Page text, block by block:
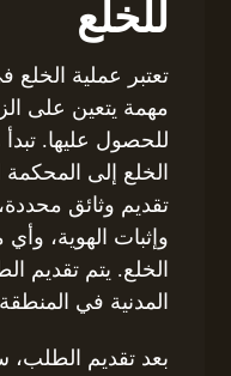
للخلع
تعتبر عملية الخلع
مهمة يتعين على
للحصول عليها.
الخلع إلى
تقديم وثائق
وإثبات الهوية،
الخلع. يتم تقديم
المدنية في
بعد تقديم الطلب،